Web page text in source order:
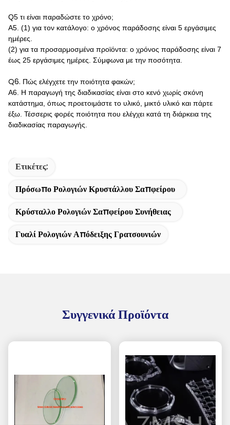
Q5 τι είναι παραδώστε το χρόνο;
A5. (1) για τον κατάλογο: ο χρόνος παράδοσης είναι 5 εργάσιμες
ημέρες.
(2) για τα προσαρμοσμένα προϊόντα: ο χρόνος παράδοσης είναι 7
έως 25 εργάσιμες ημέρες. Σύμφωνα με την ποσότητα.
Q6. Πώς ελέγχετε την ποιότητα φακών;
A6. Η παραγωγή της διαδικασίας είναι στο κενό χωρίς σκόνη
κατάστημα, όπως προετοιμάστε το υλικό, μικτό υλικό και πάρτε
έξω. Τέσσερις φορές ποιότητα που ελέγχει κατά τη διάρκεια της
διαδικασίας παραγωγής.
Ετικέτες:
Πρόσωπο Ρολογιών Κρυστάλλου Σαπφείρου
Κρύσταλλο Ρολογιών Σαπφείρου Συνήθειας
Γυαλί Ρολογιών Απόδειξης Γρατσουνιών
Συγγενικά Προϊόντα